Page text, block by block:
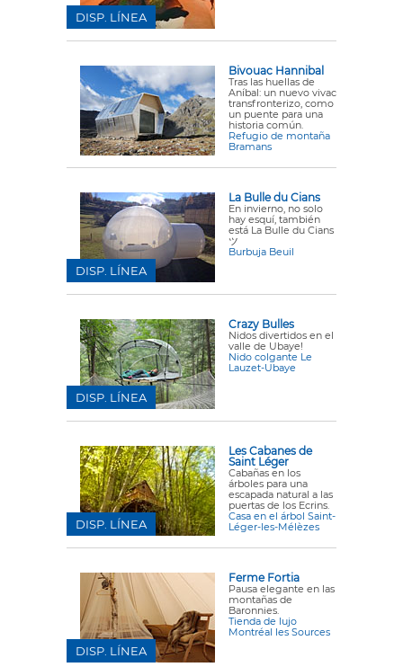
DISP. LÍNEA
Bivouac Hannibal
Tras las huellas de
Aníbal: un nuevo vivac
transfronterizo, como
un puente para una
historia común.
Refugio de montaña
Bramans
La Bulle du Cians
En invierno, no solo
hay esquí, también
está La Bulle du Cians
ツ
Burbuja Beuil
DISP. LÍNEA
Crazy Bulles
Nidos divertidos en el
valle de Ubaye!
Nido colgante Le
Lauzet-Ubaye
DISP. LÍNEA
Les Cabanes de
Saint Léger
Cabañas en los
árboles para una
escapada natural a las
puertas de los Ecrins.
Casa en el árbol Saint-
Léger-les-Mélèzes
DISP. LÍNEA
Ferme Fortia
Pausa elegante en las
montañas de
Baronnies.
Tienda de lujo
Montréal les Sources
DISP. LÍNEA